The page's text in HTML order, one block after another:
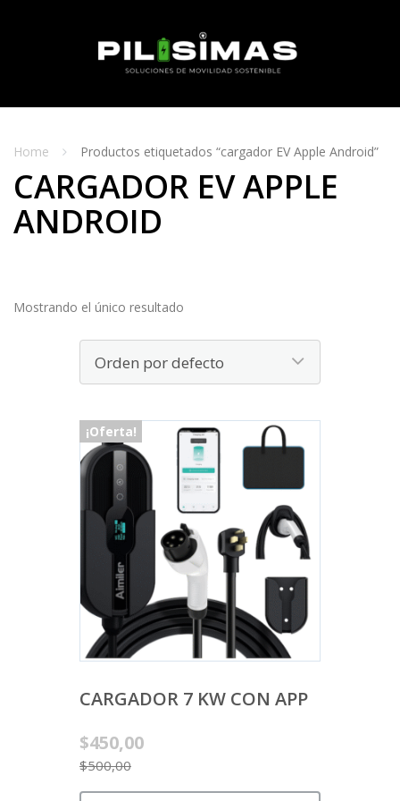
Home
Productos etiquetados “cargador EV Apple Android”
CARGADOR EV APPLE
ANDROID
Mostrando el único resultado
¡Oferta!
CARGADOR 7 KW CON APP
$500,00
Original
price
was:
$450,00
Current